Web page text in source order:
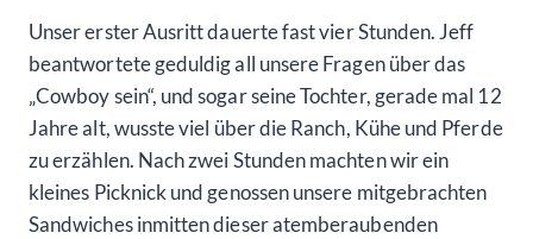
Unser erster Ausritt dauerte fast vier Stunden. Jeff
beantwortete geduldig all unsere Fragen über das
„Cowboy sein“, und sogar seine Tochter, gerade mal 12
Jahre alt, wusste viel über die Ranch, Kühe und Pferde
zu erzählen. Nach zwei Stunden machten wir ein
kleines Picknick und genossen unsere mitgebrachten
Sandwiches inmitten dieser atemberaubenden